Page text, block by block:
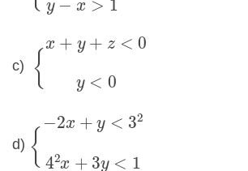
c)
x+ y+ z <0 y <0
d)
−2x+y< 324 2x+